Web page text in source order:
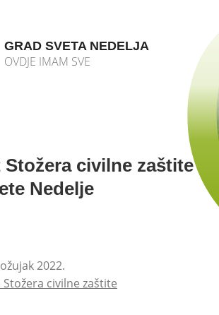
GRAD SVETA NEDELJA
OVDJE IMAM SVE
Stožera civilne zaštite
Nedelje
2022.
Stožera civilne zaštite